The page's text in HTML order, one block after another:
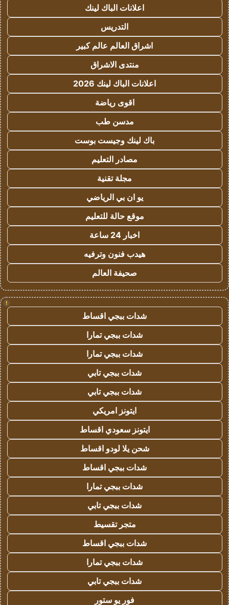
اعلانات الباك لينك
التدريس
اشراق العالم عالم كبير
منتدى الاشراق
اعلانات الباك لينك 2026
اقوى رياضة
مدسن طب
باك لينك وجيست بوست
مصادر التعليم
مجلة تقنية
يو ان بي الرياضي
موقع حالة للتعليم
اخبار 24 ساعة
هيدب فنون وترفيه
صحيفة العالم
!
شدات ببجي اقساط
شدات ببجي تمارا
شدات ببجي تمارا
شدات ببجي تابي
شدات ببجي تابي
ايتونز امريكي
ايتونز سعودي اقساط
شحن يلا لودو اقساط
شدات ببجي اقساط
شدات ببجي تمارا
شدات ببجي تابي
متجر تقسيط
شدات ببجي اقساط
شدات ببجي تمارا
شدات ببجي تابي
فور يو ستور